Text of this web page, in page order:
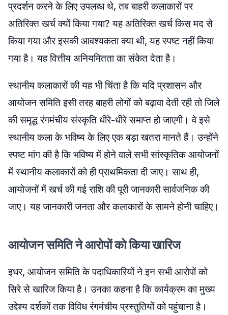
प्रदर्शन करने के लिए उपलब्ध थे, तब बाहरी कलाकारों पर
अतिरिक्त खर्च क्यों किया गया? यह अतिरिक्त खर्च किस मद से
किया गया और इसकी आवश्यकता क्या थी, यह स्पष्ट नहीं किया
गया है। यह वित्तीय अनियमितता का संकेत देता है।
स्थानीय कलाकारों की यह भी चिंता है कि यदि प्रशासन और
आयोजन समिति इसी तरह बाहरी लोगों को बढ़ावा देती रही तो जिले
की समृद्ध रंगमंचीय संस्कृति धीरे-धीरे समाप्त हो जाएगी। वे इसे
स्थानीय कला के भविष्य के लिए एक बड़ा खतरा मानते हैं। उन्होंने
स्पष्ट मांग की है कि भविष्य में होने वाले सभी सांस्कृतिक आयोजनों
में स्थानीय कलाकारों को ही प्राथमिकता दी जाए। साथ ही,
आयोजनों में खर्च की गई राशि की पूरी जानकारी सार्वजनिक की
जाए। यह जानकारी जनता और कलाकारों के सामने होनी चाहिए।
आयोजन समिति ने आरोपों को किया खारिज
इधर, आयोजन समिति के पदाधिकारियों ने इन सभी आरोपों को
सिरे से खारिज किया है। उनका कहना है कि कार्यक्रम का मुख्य
उद्देश्य दर्शकों तक विविध रंगमंचीय प्रस्तुतियों को पहुंचाना है।